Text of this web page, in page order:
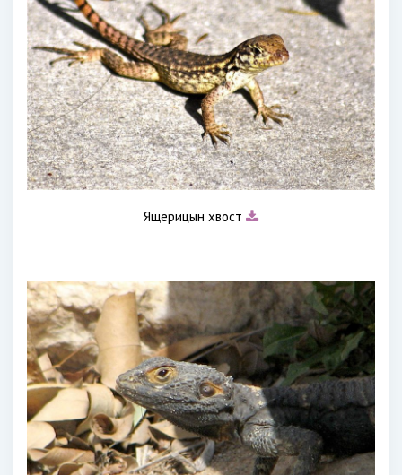
Ящерицын хвост